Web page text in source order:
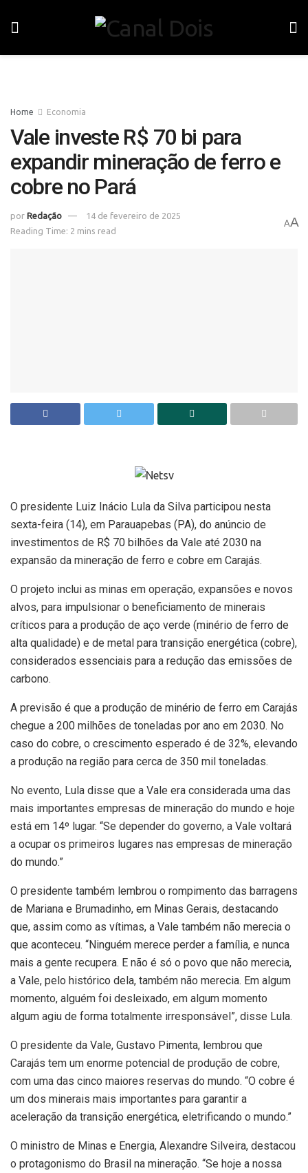
Home Economia
Vale investe R$ 70 bi para
expandir mineração de ferro e
cobre no Pará
por Redação
14 de fevereiro de 2025
Reading Time: 2 mins read
AA
O presidente Luiz Inácio Lula da Silva participou nesta
sexta-feira (14), em Parauapebas (PA), do anúncio de
investimentos de R$ 70 bilhões da Vale até 2030 na
expansão da mineração de ferro e cobre em Carajás.
O projeto inclui as minas em operação, expansões e novos
alvos, para impulsionar o beneficiamento de minerais
críticos para a produção de aço verde (minério de ferro de
alta qualidade) e de metal para transição energética (cobre),
considerados essenciais para a redução das emissões de
carbono.
A previsão é que a produção de minério de ferro em Carajás
chegue a 200 milhões de toneladas por ano em 2030. No
caso do cobre, o crescimento esperado é de 32%, elevando
a produção na região para cerca de 350 mil toneladas.
No evento, Lula disse que a Vale era considerada uma das
mais importantes empresas de mineração do mundo e hoje
está em 14º lugar. “Se depender do governo, a Vale voltará
a ocupar os primeiros lugares nas empresas de mineração
do mundo.”
O presidente também lembrou o rompimento das barragens
de Mariana e Brumadinho, em Minas Gerais, destacando
que, assim como as vítimas, a Vale também não merecia o
que aconteceu. “Ninguém merece perder a família, e nunca
mais a gente recupera. E não é só o povo que não merecia,
a Vale, pelo histórico dela, também não merecia. Em algum
momento, alguém foi desleixado, em algum momento
algum agiu de forma totalmente irresponsável”, disse Lula.
O presidente da Vale, Gustavo Pimenta, lembrou que
Carajás tem um enorme potencial de produção de cobre,
com uma das cinco maiores reservas do mundo. “O cobre é
um dos minerais mais importantes para garantir a
aceleração da transição energética, eletrificando o mundo.”
O ministro de Minas e Energia, Alexandre Silveira, destacou
o protagonismo do Brasil na mineração. “Se hoje a nossa